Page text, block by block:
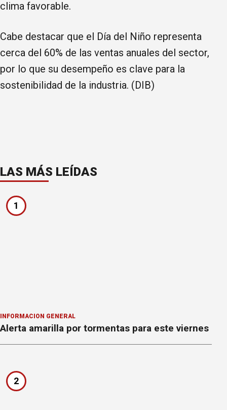
clima favorable.
Cabe destacar que el Día del Niño representa
cerca del 60% de las ventas anuales del sector,
por lo que su desempeño es clave para la
sostenibilidad de la industria. (DIB)
LAS MÁS LEÍDAS
1
INFORMACION GENERAL
Alerta amarilla por tormentas para este viernes
2